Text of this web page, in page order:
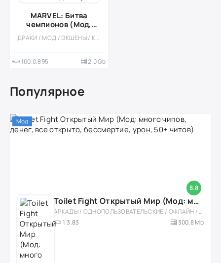
MARVEL: Битва
чемпионов (Мод,
Много денег)
ДРАКИ / МОД / ЭКШЕНЫ / КАЗУАЛЬНЫЕ / ОДНОПОЛЬЗОВАТЕЛЬСКИЕ / СТИЛИЗАЦИЯ / ОФЛАЙН / ПРИКЛЮЧЕНИЕ / КОМИКСЫ / СУПЕРГЕРОИ / БОЛЬШАЯ / БЕЗ КЕША / ВСТРОЕННЫЙ КЕШ / 3D
100.0.895 2.0 Gb
Популярное
8.8
Мод
Toilet Fight Открытый Мир (Мод: много чипов, денег, все открыто, бессмертие, урон, 50+ читов)
АРКАДЫ / ОДНОПОЛЬЗОВАТЕЛЬСКИЕ / ОФЛАЙН / МОД / РОЛЕВЫЕ / ШУТЕРЫ / ОТКРЫТЫЙ МИР / ВСТРОЕННЫЙ КЕШ / 3D / ЭКШЕНЫ / ТУАЛЕТНЫЕ ВОЙНЫ / ДЛЯ ДЕТЕЙ
1.3.83
300,8 Mb